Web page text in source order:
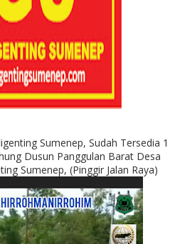
Sumenep, Sudah Tersedia 1
Dusun Panggulan Barat Desa
Sumenep, (Pinggir Jalan Raya)